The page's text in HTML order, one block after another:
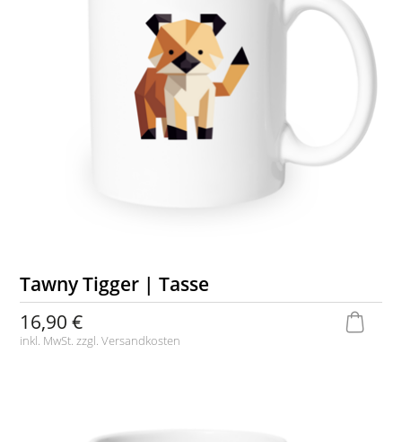
Tawny Tigger | Tasse
16,90 €
inkl. MwSt. zzgl.Versandkosten